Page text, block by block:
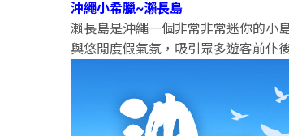
沖繩小希臘~瀨長島
瀨長島是沖繩一個非常非常迷你的小
與悠閒度假氣氛，吸引眾多遊客前仆